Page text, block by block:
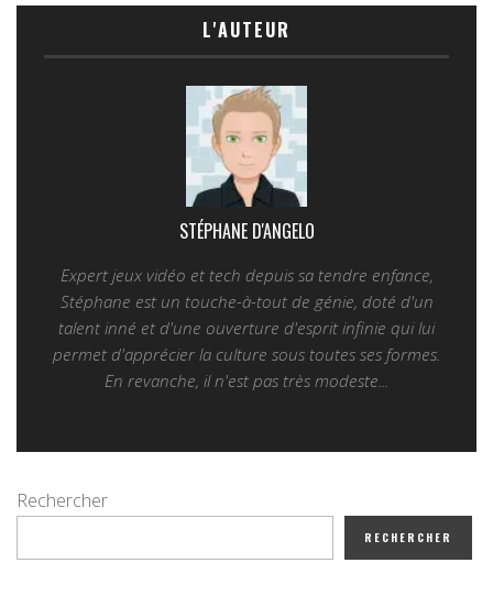
L'AUTEUR
STÉPHANE D'ANGELO
Expert jeux vidéo et tech depuis sa tendre enfance,
Stéphane est un touche-à-tout de génie, doté d'un
talent inné et d'une ouverture d'esprit infinie qui lui
permet d'apprécier la culture sous toutes ses formes.
En revanche, il n'est pas très modeste...
Rechercher
RECHERCHER